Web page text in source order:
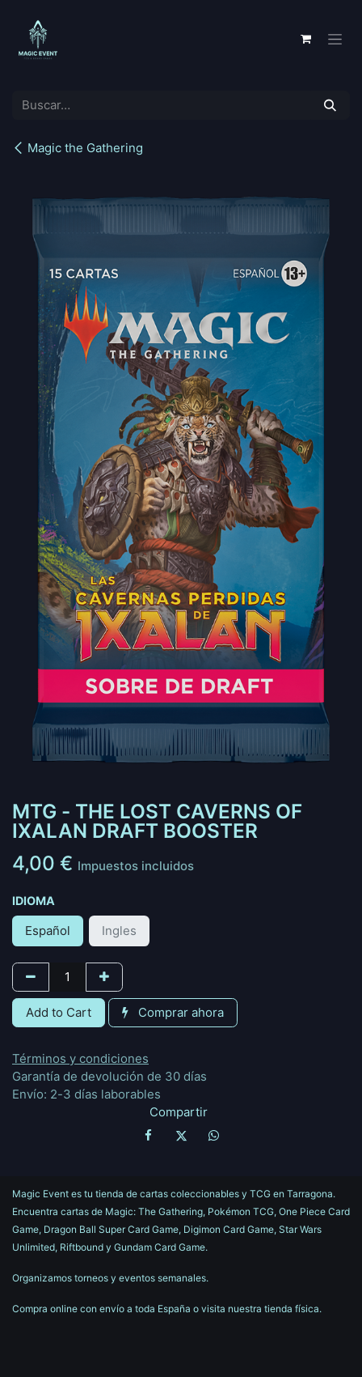
Magic the Gathering
MTG - THE LOST CAVERNS OF
IXALAN DRAFT BOOSTER
4,00 € Impuestos incluidos
IDIOMA
Español Ingles
Add to Cart Comprar ahora
Términos y condiciones
Garantía de devolución de 30 días
Envío: 2-3 días laborables
Compartir
Magic Event es tu tienda de cartas coleccionables y TCG en Tarragona.
Encuentra cartas de Magic: The Gathering, Pokémon TCG, One Piece Card
Game, Dragon Ball Super Card Game, Digimon Card Game, Star Wars
Unlimited, Riftbound y Gundam Card Game.
Organizamos torneos y eventos semanales.
Compra online con envío a toda España o visita nuestra tienda física.